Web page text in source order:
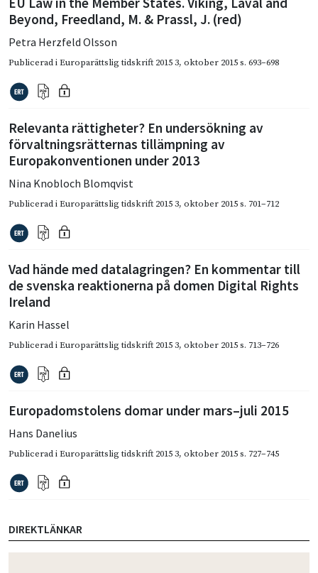
Beyond, Freedland, M. & Prassl, J. (red)
Petra Herzfeld Olsson
Publicerad iEuroparättslig tidskrift 2015 3, oktober 2015s. 693–698
Relevanta rättigheter? En undersökning av
förvaltningsrätternas tillämpning av
Europakonventionen under 2013
Nina Knobloch Blomqvist
Publicerad iEuroparättslig tidskrift 2015 3, oktober 2015s. 701–712
Vad hände med datalagringen? En kommentar till
de svenska reaktionerna på domen Digital Rights
Ireland
Karin Hassel
Publicerad iEuroparättslig tidskrift 2015 3, oktober 2015s. 713–726
Europadomstolens domar under mars–juli 2015
Hans Danelius
Publicerad iEuroparättslig tidskrift 2015 3, oktober 2015s. 727–745
DIREKTLÄNKAR